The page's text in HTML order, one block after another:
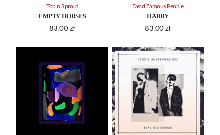
EMPTY HORSES
83.00 zł
Tobin Sprout
HARRY
83.00 zł
Dead Famous People